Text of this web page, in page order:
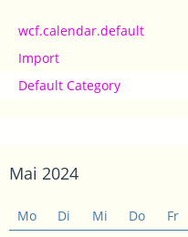
wcf.calendar.default
Import
Default Category
Mai 2024
Mo Di Mi Do Fr